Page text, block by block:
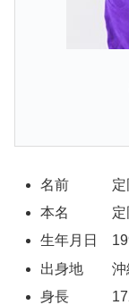
名前 定
本名 定
生年月日
出身地 沖
身長